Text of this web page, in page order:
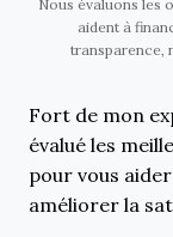
aident à
transparence,
Fort de mon
évalué les
pour vous
améliorer la